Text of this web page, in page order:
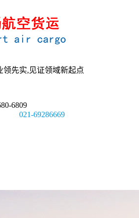
领先实,见证领域新起点
6809
021-69286669